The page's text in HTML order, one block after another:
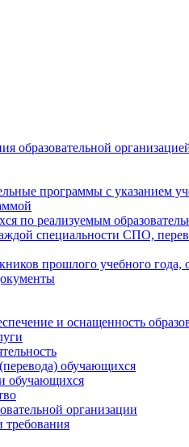
образовательной
программы с указанием
по реализуемым
специальности СПО,
прошлого учебного
и оснащенность
обучающихся
обучающихся
организации
требования